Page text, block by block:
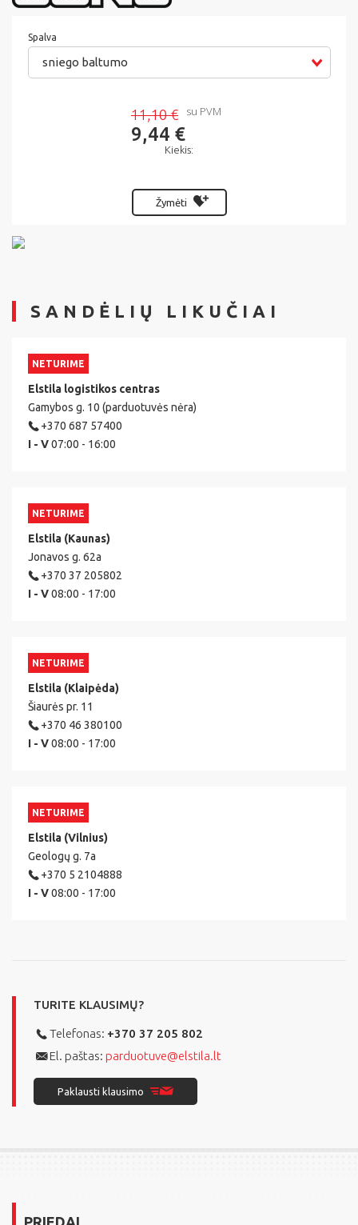
Spalva
sniego baltumo
11,10 €
9,44 €
su PVM
Kiekis:
Žymėti
SANDĖLIŲ LIKUČIAI
NETURIME
Elstila logistikos centras
Gamybos g. 10 (parduotuvės nėra)
+370 687 57400
I - V07:00 - 16:00
NETURIME
Elstila (Kaunas)
Jonavos g. 62a
+370 37 205802
I - V08:00 - 17:00
NETURIME
Elstila (Klaipėda)
Šiaurės pr. 11
+370 46 380100
I - V08:00 - 17:00
NETURIME
Elstila (Vilnius)
Geologų g. 7a
+370 5 2104888
I - V08:00 - 17:00
TURITE KLAUSIMŲ?
Telefonas: +370 37 205 802
El. paštas: parduotuve@elstila.lt
Paklausti klausimo